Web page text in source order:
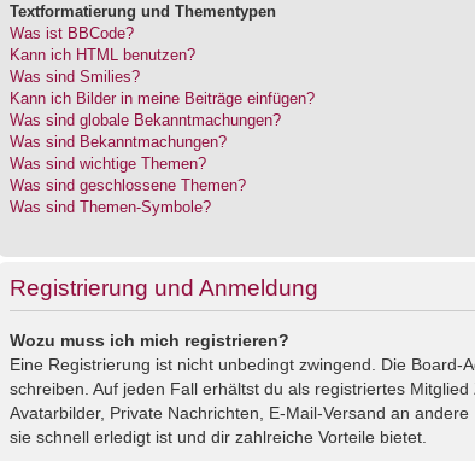
Textformatierung und Thementypen
Was ist BBCode?
Kann ich HTML benutzen?
Was sind Smilies?
Kann ich Bilder in meine Beiträge einfügen?
Was sind globale Bekanntmachungen?
Was sind Bekanntmachungen?
Was sind wichtige Themen?
Was sind geschlossene Themen?
Was sind Themen-Symbole?
Registrierung und Anmeldung
Wozu muss ich mich registrieren?
Eine Registrierung ist nicht unbedingt zwingend. Die
schreiben. Auf jeden Fall erhältst du als registriertes
Avatarbilder, Private Nachrichten, E-Mail-Versand an
sie schnell erledigt ist und dir zahlreiche Vorteile bietet.